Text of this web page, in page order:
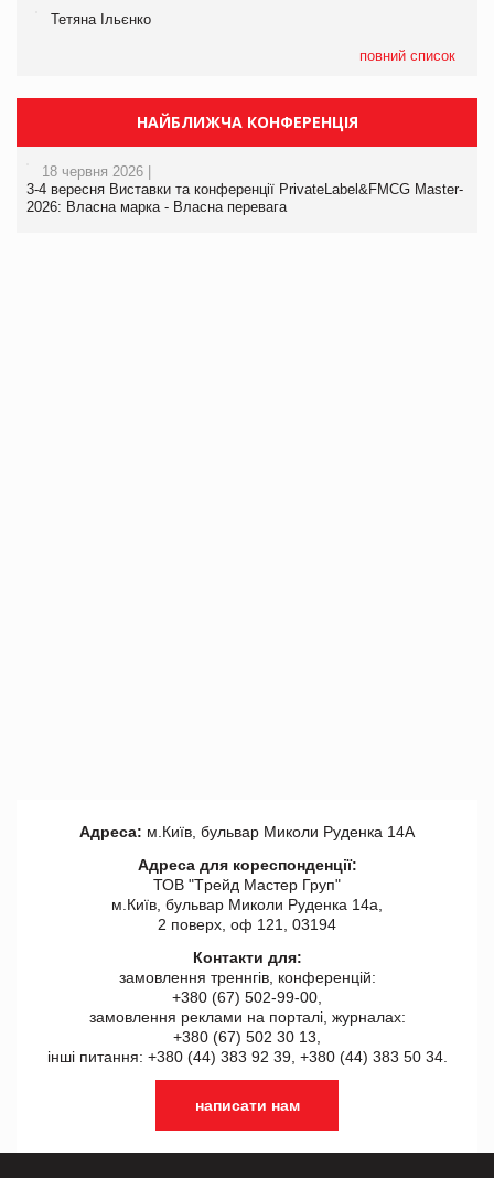
Тетяна Ільєнко
повний список
НАЙБЛИЖЧА КОНФЕРЕНЦІЯ
18 червня 2026 |
3-4 вересня Виставки та конференції PrivateLabel&FMCG Master-
2026: Власна марка - Власна перевага
Адреса: м.Київ, бульвар Миколи Руденка 14А
Адреса для кореспонденції:
ТОВ "Tрейд Мастер Груп"
м.Київ, бульвар Миколи Руденка 14а,
2 поверх, оф 121, 03194
Контакти для:
замовлення треннгів, конференцій:
+380 (67) 502-99-00,
замовлення реклами на порталі, журналах:
+380 (67) 502 30 13,
інші питання: +380 (44) 383 92 39, +380 (44) 383 50 34.
написати нам